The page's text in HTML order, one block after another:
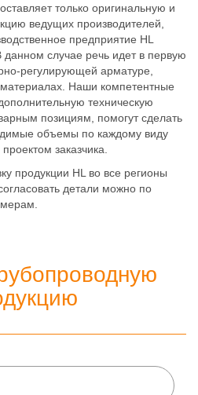
только оригинальную и
ведущих производителей,
предприятие HL
случае речь идет в первую
регулирующей арматуре,
Наши компетентные
техническую
позициям, помогут сделать
объемы по каждому виду
заказчика.
продукции HL во все регионы
детали можно по